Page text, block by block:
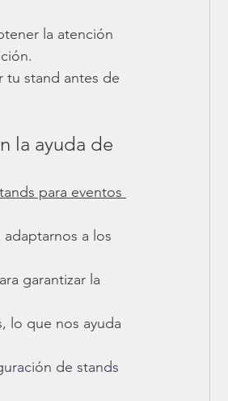
la atención
tu stand antes de
la ayuda de
para eventos
a los
garantizar la
lo que nos ayuda
de stands